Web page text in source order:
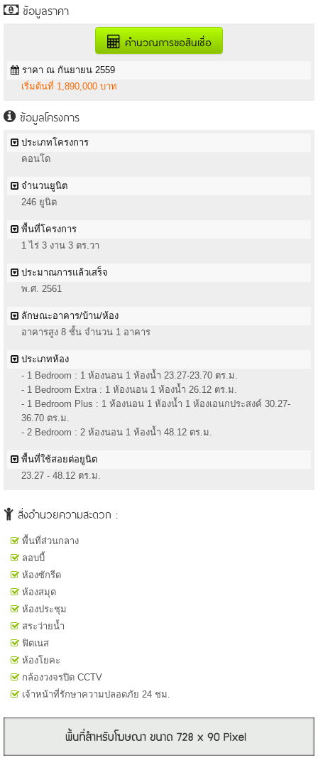
ข้อมูลราคา
คำนวณการขอสินเชื่อ
ราคา ณ กันยายน 2559
เริ่มต้นที่ 1,890,000 บาท
ข้อมูลโครงการ
ประเภทโครงการ
คอนโด
จำนวนยูนิต
246 ยูนิต
พื้นที่โครงการ
1 ไร่ 3 งาน 3 ตร.วา
ประมาณการแล้วเสร็จ
พ.ศ. 2561
ลักษณะอาคาร/บ้าน/ห้อง
อาคารสูง 8 ชั้น จำนวน 1 อาคาร
ประเภทห้อง
- 1 Bedroom : 1 ห้องนอน 1 ห้องน้ำ 23.27-23.70 ตร.ม.
- 1 Bedroom Extra : 1 ห้องนอน 1 ห้องน้ำ 26.12 ตร.ม.
- 1 Bedroom Plus : 1 ห้องนอน 1 ห้องน้ำ 1 ห้องเอนกประสงค์ 30.27-
36.70 ตร.ม.
- 2 Bedroom : 2 ห้องนอน 1 ห้องน้ำ 48.12 ตร.ม.
พื้นที่ใช้สอยต่อยูนิต
23.27 - 48.12 ตร.ม.
สิ่งอำนวยความสะดวก :
พื้นที่ส่วนกลาง
ลอบบี้
ห้องซักรีด
ห้องสมุด
ห้องประชุม
สระว่ายน้ำ
ฟิตเนส
ห้องโยคะ
กล้องวงจรปิด CCTV
เจ้าหน้าที่รักษาความปลอดภัย 24 ชม.